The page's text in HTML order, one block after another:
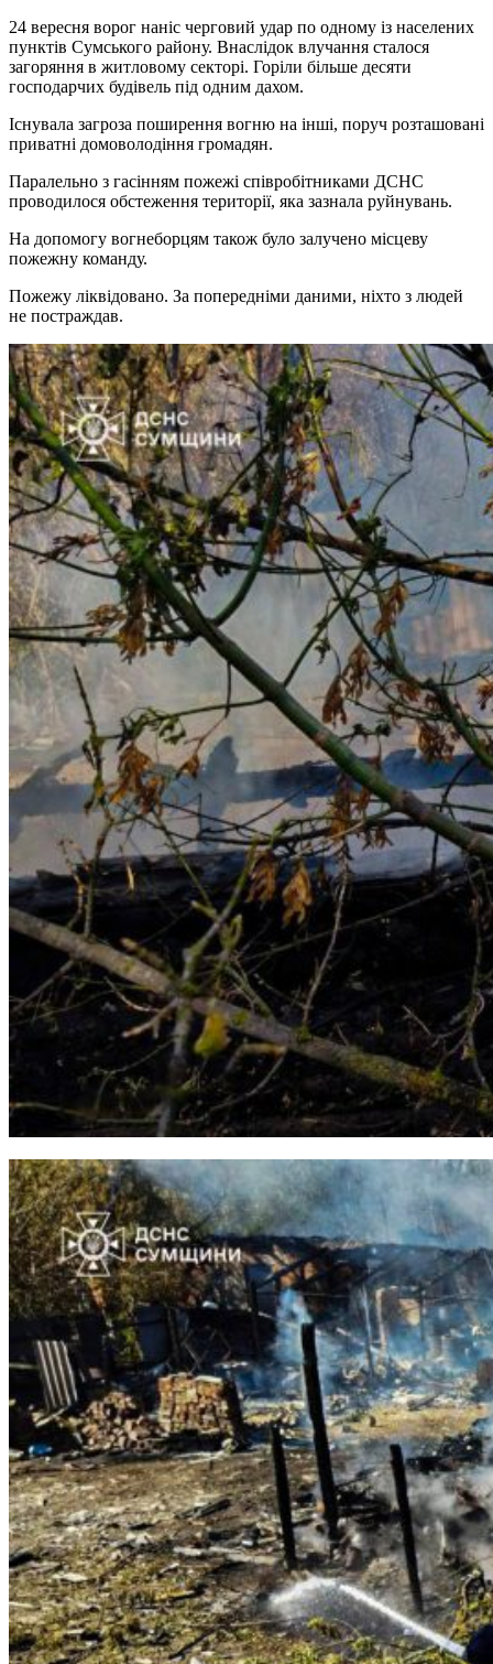
24 вересня ворог наніс черговий удар по одному із населених
пунктів Сумського району. Внаслідок влучання сталося
загоряння в житловому секторі. Горіли більше десяти
господарчих будівель під одним дахом.
Існувала загроза поширення вогню на інші, поруч розташовані
приватні домоволодіння громадян.
Паралельно з гасінням пожежі співробітниками ДСНС
проводилося обстеження території, яка зазнала руйнувань.
На допомогу вогнеборцям також було залучено місцеву
пожежну команду.
Пожежу ліквідовано. За попередніми даними, ніхто з людей
не постраждав.